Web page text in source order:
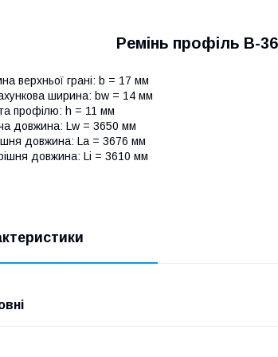
Ремінь профіль В-
верхньої грані: b = 17 мм
ширина: bw = 14 мм
профілю: h = 11 мм
довжина: Lw = 3650 мм
довжина: La = 3676 мм
довжина: Li = 3610 мм